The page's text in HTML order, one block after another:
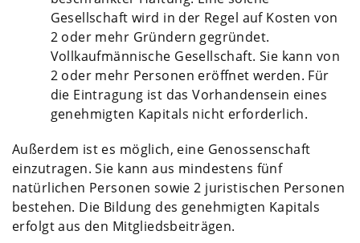
Gesellschaft wird in der Regel auf Kosten von
2 oder mehr Gründern gegründet.
Vollkaufmännische Gesellschaft. Sie kann von
2 oder mehr Personen eröffnet werden. Für
die Eintragung ist das Vorhandensein eines
genehmigten Kapitals nicht erforderlich.
Außerdem ist es möglich, eine Genossenschaft
einzutragen. Sie kann aus mindestens fünf
natürlichen Personen sowie 2 juristischen Personen
bestehen. Die Bildung des genehmigten Kapitals
erfolgt aus den Mitgliedsbeiträgen.